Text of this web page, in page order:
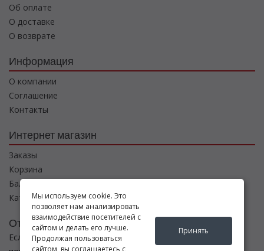
Об оплате
О доставке
О возврате
Информация
О компании
Соглашение
Контакты
Интернет магазин
Заказы
Корзина
Баланс
Каталог товаров
Отправить запрос
Если Вы не нашли нужные запчасти, или Вам требуется
Мы используем cookie. Это
позволяет нам анализировать
взаимодействие посетителей с
сайтом и делать его лучше.
Продолжая пользоваться
сайтом, вы соглашаетесь с
Принять